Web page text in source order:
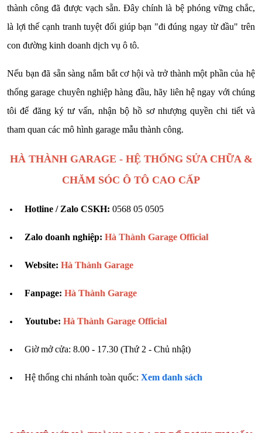
thành công đã được vạch sẵn. Đây chính là bệ phóng vững chắc,
là lợi thế cạnh tranh tuyệt đối giúp bạn "đi đúng ngay từ đầu" trên
con đường kinh doanh dịch vụ ô tô.
Nếu bạn đã sẵn sàng nắm bắt cơ hội và trở thành một phần của hệ
thống garage chuyên nghiệp hàng đầu, hãy liên hệ ngay với chúng
tôi để đăng ký tư vấn, nhận bộ hồ sơ nhượng quyền chi tiết và
tham quan các mô hình garage mẫu thành công.
HÀ THÀNH GARAGE - HỆ THỐNG SỬA CHỮA &
CHĂM SÓC Ô TÔ CAO CẤP
Hotline / Zalo CSKH: 0568 05 0505
Zalo doanh nghiệp: Hà Thành Garage Official
Website: Hà Thành Garage
Fanpage: Hà Thành Garage
Youtube: Hà Thành Garage Official
Giờ mở cửa: 8.00 - 17.30 (Thứ 2 - Chủ nhật)
Hệ thống chi nhánh toàn quốc: Xem danh sách